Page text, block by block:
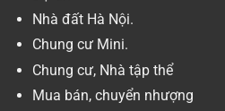
Nhà đất Hà Nội.
Chung cư Mini.
Chung cư, Nhà tập thể
Mua bán, chuyển nhượng